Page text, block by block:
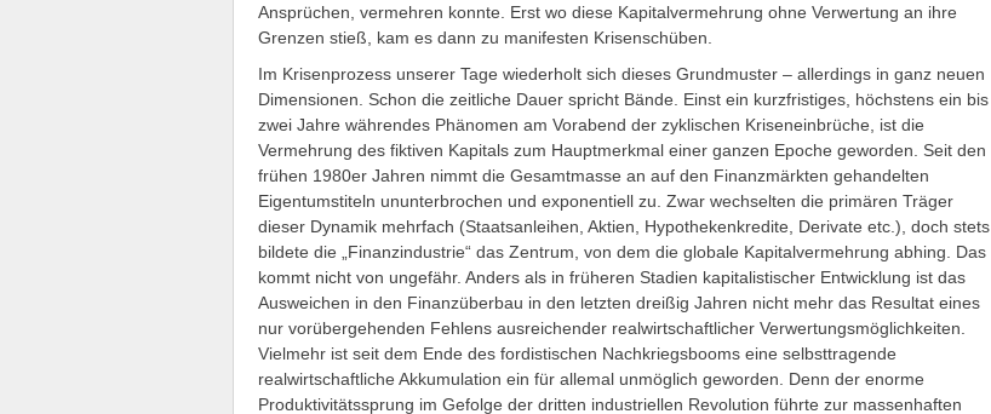
Ansprüchen, vermehren konnte. Erst wo diese Kapitalvermehrung ohne Verwertung an ihre
Grenzen stieß, kam es dann zu manifesten Krisenschüben.
Im Krisenprozess unserer Tage wiederholt sich dieses Grundmuster – allerdings in ganz neuen
Dimensionen. Schon die zeitliche Dauer spricht Bände. Einst ein kurzfristiges, höchstens ein bis
zwei Jahre währendes Phänomen am Vorabend der zyklischen Kriseneinbrüche, ist die
Vermehrung des fiktiven Kapitals zum Hauptmerkmal einer ganzen Epoche geworden. Seit den
frühen 1980er Jahren nimmt die Gesamtmasse an auf den Finanzmärkten gehandelten
Eigentumstiteln ununterbrochen und exponentiell zu. Zwar wechselten die primären Träger
dieser Dynamik mehrfach (Staatsanleihen, Aktien, Hypothekenkredite, Derivate etc.), doch stets
bildete die „Finanzindustrie“ das Zentrum, von dem die globale Kapitalvermehrung abhing. Das
kommt nicht von ungefähr. Anders als in früheren Stadien kapitalistischer Entwicklung ist das
Ausweichen in den Finanzüberbau in den letzten dreißig Jahren nicht mehr das Resultat eines
nur vorübergehenden Fehlens ausreichender realwirtschaftlicher Verwertungsmöglichkeiten.
Vielmehr ist seit dem Ende des fordistischen Nachkriegsbooms eine selbsttragende
realwirtschaftliche Akkumulation ein für allemal unmöglich geworden. Denn der enorme
Produktivitätssprung im Gefolge der dritten industriellen Revolution führte zur massenhaften